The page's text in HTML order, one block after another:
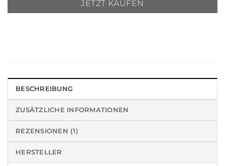
JETZT KAUFEN
BESCHREIBUNG
ZUSÄTZLICHE INFORMATIONEN
REZENSIONEN (1)
HERSTELLER